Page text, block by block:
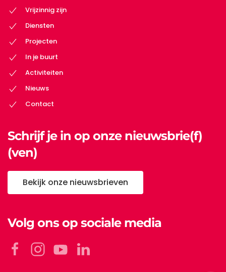
Vrijzinnig zijn
Diensten
Projecten
In je buurt
Activiteiten
Nieuws
Contact
Schrijf je in op onze nieuwsbrie(f)
(ven)
Bekijk onze nieuwsbrieven
Volg ons op sociale media